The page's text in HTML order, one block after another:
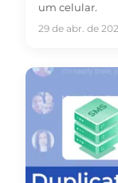
um celular.
29 de abr. de